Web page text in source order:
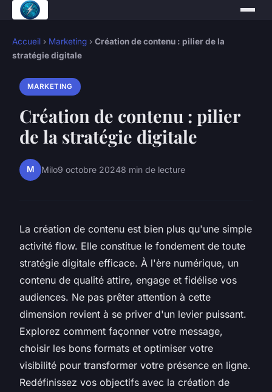
Accueil › Marketing › Création de contenu : pilier de la
stratégie digitale
MARKETING
Création de contenu : pilier
de la stratégie digitale
M Milo9 octobre 20248 min de lecture
La création de contenu est bien plus qu'une simple
activité flow. Elle constitue le fondement de toute
stratégie digitale efficace. À l'ère numérique, un
contenu de qualité attire, engage et fidélise vos
audiences. Ne pas prêter attention à cette
dimension revient à se priver d'un levier puissant.
Explorez comment façonner votre message,
choisir les bons formats et optimiser votre
visibilité pour transformer votre présence en ligne.
Redéfinissez vos objectifs avec la création de